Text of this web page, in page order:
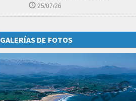
25/07/26
GALERÍAS DE FOTOS